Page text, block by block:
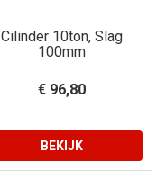
Cilinder 10ton, Slag
100mm
€ 96,80
BEKIJK